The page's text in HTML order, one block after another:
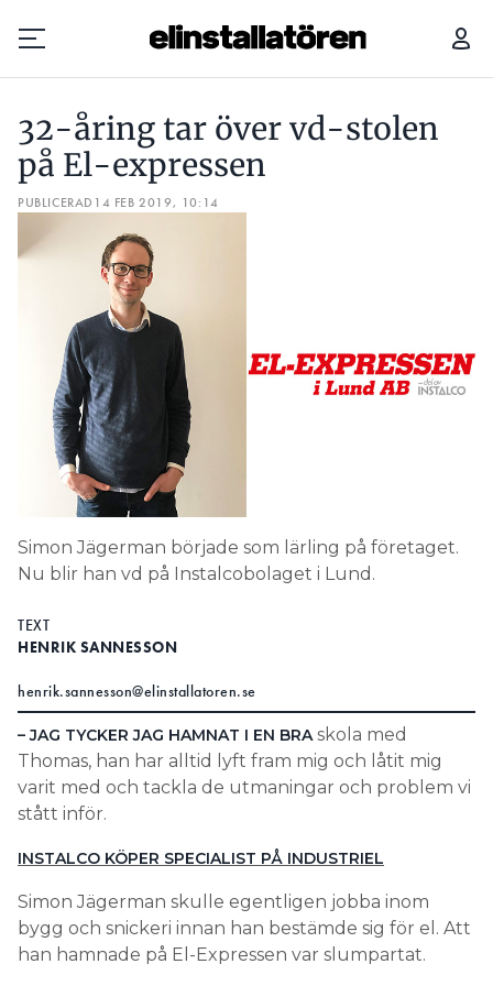
Prenumerera
Hantera prenumeration
Lediga jobb
Annonsera
Läs E-tidningen
Om tidningen
Kontakt
Personuppgifter
32-åring tar över vd-stolen
på El-expressen
PUBLICERAD 14 FEB 2019, 10:14
Simon Jägerman började som lärling på företaget.
Nu blir han vd på Instalcobolaget i Lund.
TEXT
HENRIK SANNESSON
henrik.sannesson@elinstallatoren.se
– JAG TYCKER JAG HAMNAT I EN BRAskola med
Thomas, han har alltid lyft fram mig och låtit mig
varit med och tackla de utmaningar och problem vi
stått inför.
INSTALCO KÖPER SPECIALIST PÅ INDUSTRIEL
Simon Jägerman skulle egentligen jobba inom
bygg och snickeri innan han bestämde sig för el. Att
han hamnade på El-Expressen var slumpartat.
32-ÅRING TAR ÖVER VD-STOLEN PÅ EL-EXPRESSEN